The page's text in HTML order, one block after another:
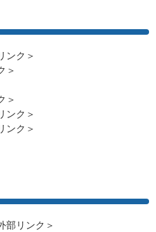
ンク＞
＞
＞
ンク＞
ンク＞
部リンク＞